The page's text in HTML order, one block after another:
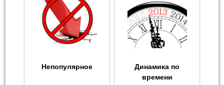
Непопулярное
Динамика по
времени